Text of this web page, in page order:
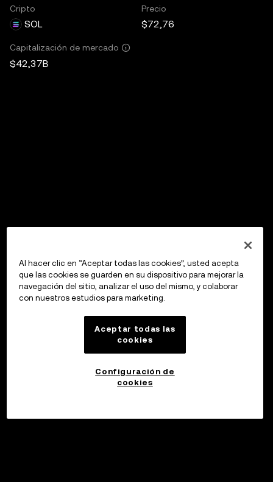
Cripto
SOL
Precio
$72,76
Capitalización de mercado
$42,37B
Al hacer clic en “Aceptar todas las cookies”, usted acepta
que las cookies se guarden en su dispositivo para mejorar la
navegación del sitio, analizar el uso del mismo, y colaborar
con nuestros estudios para marketing.
Aceptar todas las
cookies
Configuración de
cookies